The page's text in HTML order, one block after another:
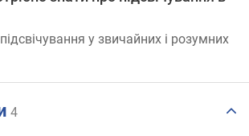
у звичайних і розумних
4